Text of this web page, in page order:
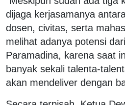
dijaga kerjasamanya
dosen, civitas, serta
melihat adanya potensi
Paramadina, karena saat
banyak sekali talenta-
akan mendeliver dengan